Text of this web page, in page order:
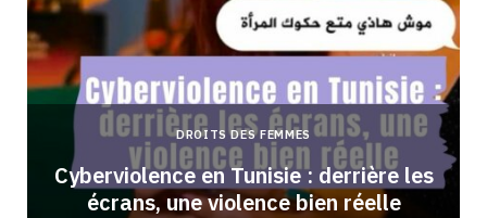
DROITS DES FEMMES
Cyberviolence en Tunisie : derrière les
écrans, une violence bien réelle